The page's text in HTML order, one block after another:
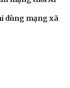
đang âm thầm
nhỏ"